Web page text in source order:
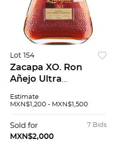
Lot 154
Zacapa XO. Ron
Añejo Ultra
Guatemala.
Estimate
MXN$1,200 - MXN$1,500
7 Bids
Sold for
MXN$2,000